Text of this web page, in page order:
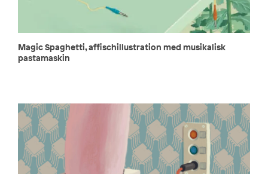
Magic Spaghetti, affischillustration med musikalisk
pastamaskin